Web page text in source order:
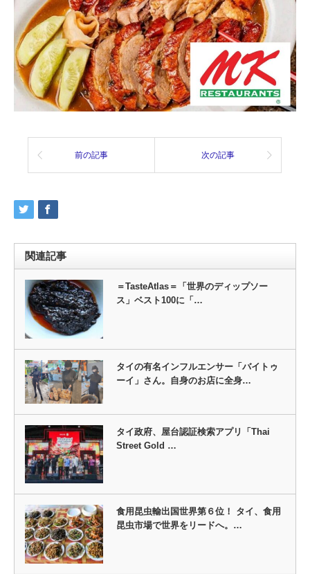
前の記事 次の記事
関連記事
＝TasteAtlas＝「世界のディップソー
ス」ベスト100に「…
タイの有名インフルエンサー「バイトゥ
ーイ」さん。自身のお店に全身…
タイ政府、屋台認証検索アプリ「Thai
Street Gold …
食用昆虫輸出国世界第６位！ タイ、食用
昆虫市場で世界をリードへ。…